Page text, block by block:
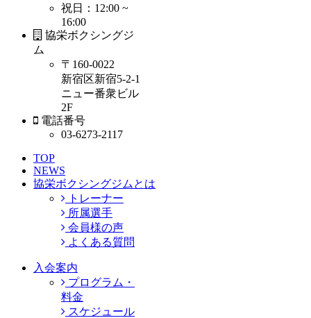
祝日：12:00 ~
16:00
協栄ボクシングジ
ム
〒160-0022
新宿区新宿5-2-1
ニュー番衆ビル
2F
電話番号
03-6273-2117
TOP
NEWS
協栄ボクシングジムとは
トレーナー
所属選手
会員様の声
よくある質問
入会案内
プログラム・
料金
スケジュール